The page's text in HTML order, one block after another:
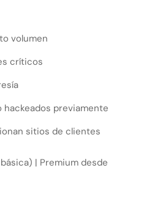
volumen
críticos
hackeados previamente
sitios de clientes
| Premium desde